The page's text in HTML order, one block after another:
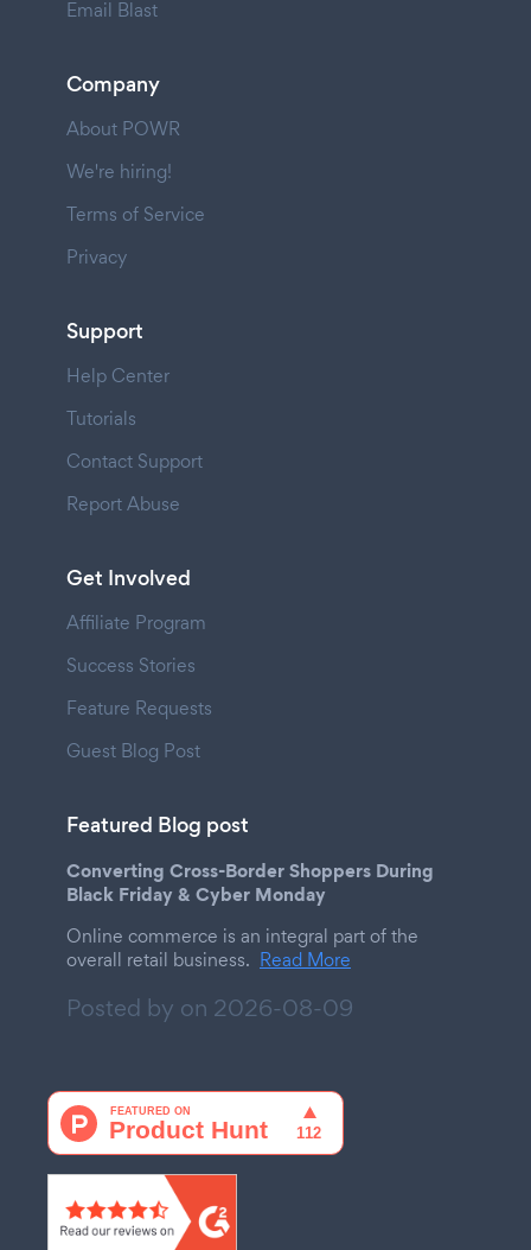
Email Blast
Company
About POWR
We're hiring!
Terms of Service
Privacy
Support
Help Center
Tutorials
Contact Support
Report Abuse
Get Involved
Affiliate Program
Success Stories
Feature Requests
Guest Blog Post
Featured Blog post
Converting Cross-Border Shoppers During
Black Friday & Cyber Monday
Online commerce is an integral part of the
overall retail business. Read More
Posted by on 2026-08-09